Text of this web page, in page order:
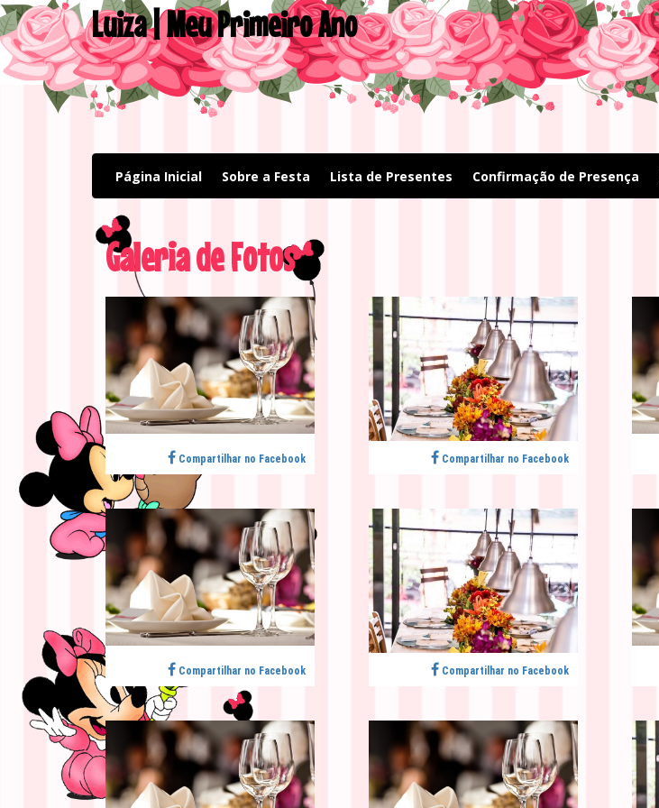
Luiza | Meu Primeiro Ano
Página Inicial(current)
Sobre a Festa Lista de Presentes Confirmação de Presença
Galeria de Fotos
Compartilhar no Facebook Compartilhar no Facebook
Compartilhar no Facebook Compartilhar no Facebook